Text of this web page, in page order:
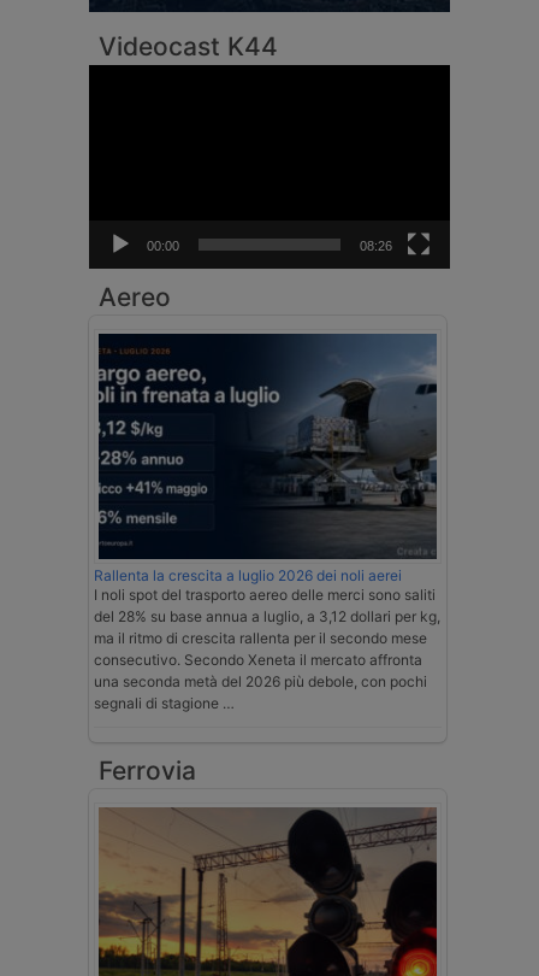
Videocast K44
00:00 08:26
Aereo
Rallenta la crescita a luglio 2026 dei noli aerei
I noli spot del trasporto aereo delle merci sono saliti
del 28% su base annua a luglio, a 3,12 dollari per kg,
ma il ritmo di crescita rallenta per il secondo mese
consecutivo. Secondo Xeneta il mercato affronta
una seconda metà del 2026 più debole, con pochi
segnali di stagione …
Ferrovia